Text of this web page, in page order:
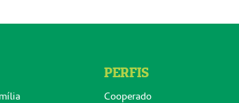
PERFIS
Cooperado